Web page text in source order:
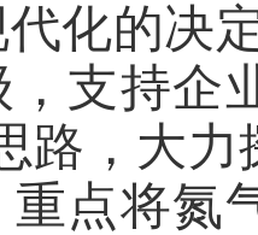
化的决
，支持企
路，大
点将氮